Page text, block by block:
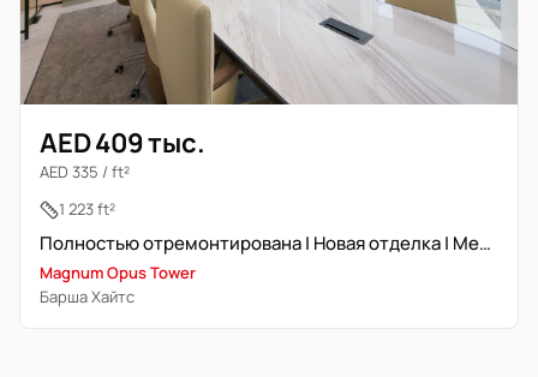
AED 409 тыс.
AED 335 / ft²
1 223 ft²
Полностью отремонтирована | Новая отделка | Меблирована
Magnum Opus Tower
Барша Хайтс